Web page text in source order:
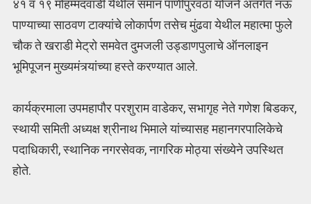
४१ व १९ मोहम्मदवाडी येथील समान पाणीपुरवठा योजने अंतर्गत नऊ
पाण्याच्या साठवण टाक्यांचे लोकार्पण तसेच मुंढवा येथील महात्मा फुले
चौक ते खराडी मेट्रो समवेत दुमजली उड्डाणपुलाचे ऑनलाइन
भूमिपूजन मुख्यमंत्र्यांच्या हस्ते करण्यात आले.
कार्यक्रमाला उपमहापौर परशुराम वाडेकर, सभागृह नेते गणेश बिडकर,
स्थायी समिती अध्यक्ष श्रीनाथ भिमाले यांच्यासह महानगरपालिकेचे
पदाधिकारी, स्थानिक नगरसेवक, नागरिक मोठ्या संख्येने उपस्थित
होते.